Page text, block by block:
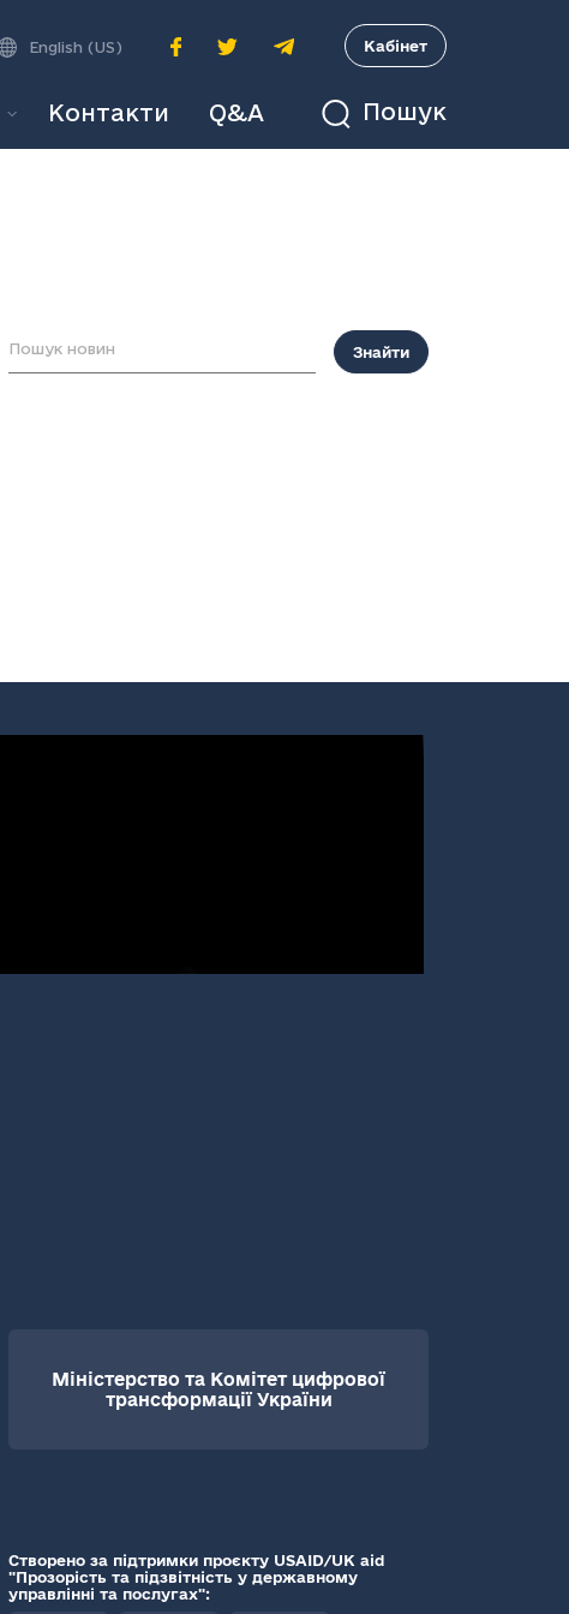
A A
English (US) Кабінет
Контакти Q&A Пошук
Знайти
Міністерство та Комітет цифрової
трансформації України
Створено за підтримки проєкту USAID/UK aid
"Прозорість та підзвітність у державному
управлінні та послугах":